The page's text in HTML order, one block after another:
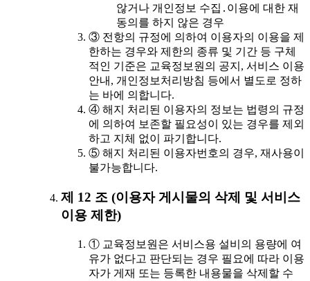
않거나 개인정보 수집․이용에 대한 재
동의를 하지 않은 경우
③ 전항의 규정에 의하여 이용자의 이용을 제
한하는 경우와 제한의 종류 및 기간 등 구체
적인 기준은 교육정보원의 공지, 서비스 이용
안내, 개인정보처리방침 등에서 별도로 정하
는 바에 의합니다.
④ 해지 처리된 이용자의 정보는 법령의 규정
에 의하여 보존할 필요성이 있는 경우를 제외
하고 지체 없이 파기합니다.
⑤ 해지 처리된 이용자번호의 경우, 재사용이
불가능합니다.
제 12 조 (이용자 게시물의 삭제 및 서비스
이용 제한)
① 교육정보원은 서비스용 설비의 용량에 여
유가 없다고 판단되는 경우 필요에 따라 이용
자가 게재 또는 등록한 내용물을 삭제할 수